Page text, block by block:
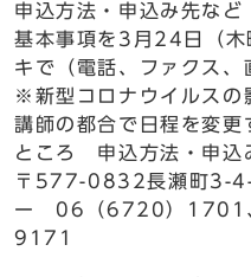
申込方法・申込み先など
基本事項を3月24日（木
キで（電話、ファクス、
※新型コロナウイルスの
講師の都合で日程を変更
ところ 申込方法・申
〒577-0832長瀬町3-
ー 06（6720）1701
9171